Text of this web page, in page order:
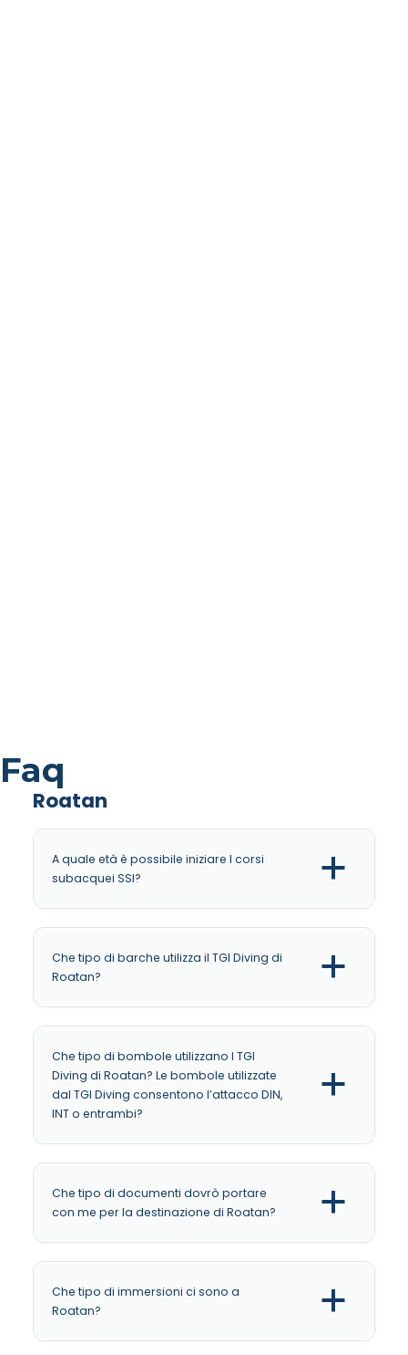
Faq
Roatan
a
A quale età è possibile iniziare I corsi
subacquei SSI?
a
Che tipo di barche utilizza il TGI Diving di
Roatan?
a
Che tipo di bombole utilizzano I TGI
Diving di Roatan? Le bombole utilizzate
dal TGI Diving consentono l’attacco DIN,
INT o entrambi?
a
Che tipo di documenti dovrò portare
con me per la destinazione di Roatan?
a
Che tipo di immersioni ci sono a
Roatan?